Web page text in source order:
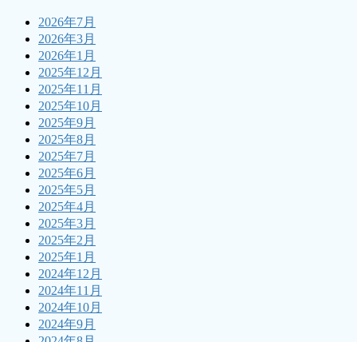
2026年7月
2026年3月
2026年1月
2025年12月
2025年11月
2025年10月
2025年9月
2025年8月
2025年7月
2025年6月
2025年5月
2025年4月
2025年3月
2025年2月
2025年1月
2024年12月
2024年11月
2024年10月
2024年9月